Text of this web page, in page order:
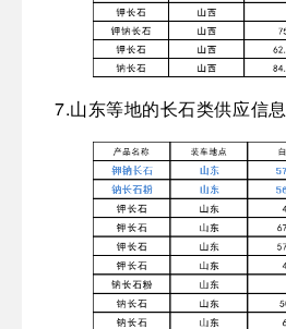
7.山东等地的长石类供应信息